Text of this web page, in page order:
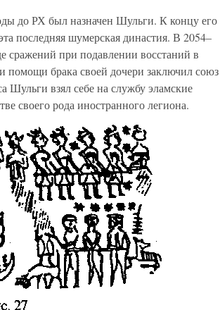
до РХ был назначен Шульги. К концу его
последняя шумерская династия. В 2054–
сражений при подавлении восстаний в
брака своей дочери заключил союз
Шульги взял себе на службу эламские
своего рода иностранного легиона.